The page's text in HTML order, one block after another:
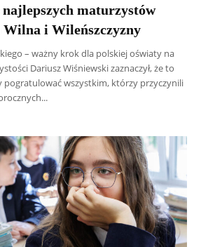
maturzystów
Wilna i Wileńszczyzny
– ważny krok dla polskiej oświaty na
Dariusz Wiśniewski zaznaczył, że to
pogratulować wszystkim, którzy przyczynili